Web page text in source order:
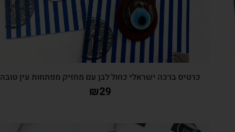
כרטיס ברכה ישראלי כחול לבן עם מחזיק מפתחות עין טובה
₪29